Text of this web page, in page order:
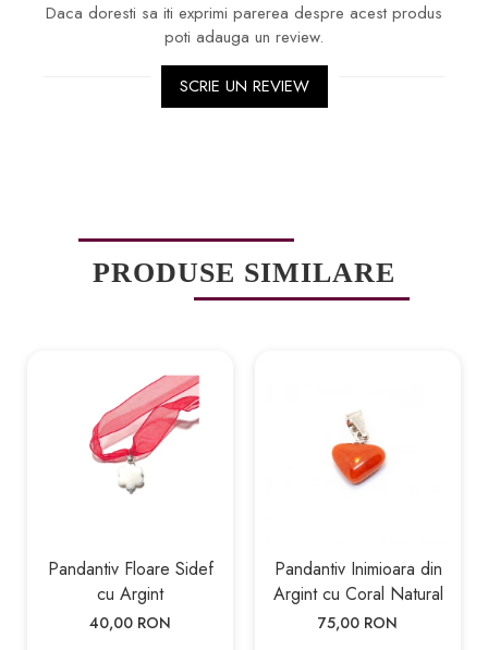
Daca doresti sa iti exprimi parerea despre acest produs
poti adauga un review.
SCRIE UN REVIEW
PRODUSE SIMILARE
Pandantiv Floare Sidef
cu Argint
40,00 RON
Pandantiv Inimioara din
Argint cu Coral Natural
75,00 RON